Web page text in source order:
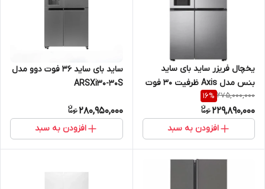
یخچال فریزر ساید بای ساید
بنس مدل Axis ظرفیت ۳۰ فوت
با یخساز اتوماتیک
275,000,000
16%
229,890,000
افزودن به سبد
ساید بای ساید 36 فوت دوو مدل
ARSXi30-30S
280,950,000
افزودن به سبد